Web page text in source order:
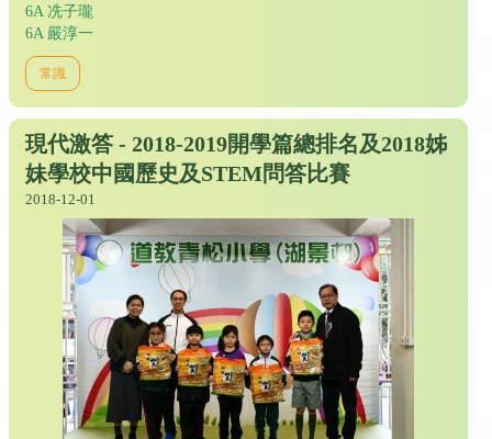
6A 冼子瓏
6A 嚴淳一
常識
現代激答 - 2018-2019開學篇總排名及2018姊
妹學校中國歷史及STEM問答比賽
2018-12-01